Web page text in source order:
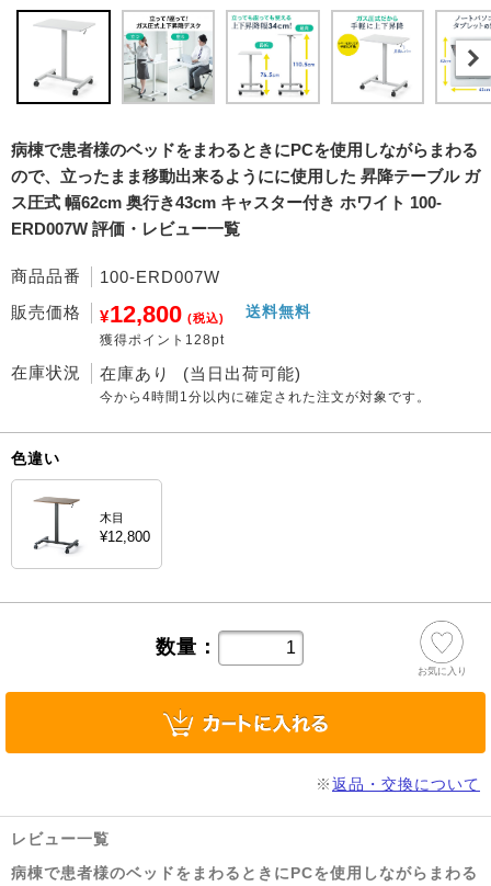
病棟で患者様のベッドをまわるときにPCを使用しながらまわる
ので、立ったまま移動出来るようにに使用した 昇降テーブル ガ
ス圧式 幅62cm 奥行き43cm キャスター付き ホワイト 100-
ERD007W 評価・レビュー一覧
商品品番
100-ERD007W
販売価格
¥12,800 (税込)
獲得ポイント128pt
送料無料
在庫状況 在庫あり (当日出荷可能)
今から4時間1分 以内に確定された注文が対象です。
色違い
木目
¥12,800
数量：
お気に入り
※返品・交換について
レビュー一覧
病棟で患者様のベッドをまわるときにPCを使用しながらまわる